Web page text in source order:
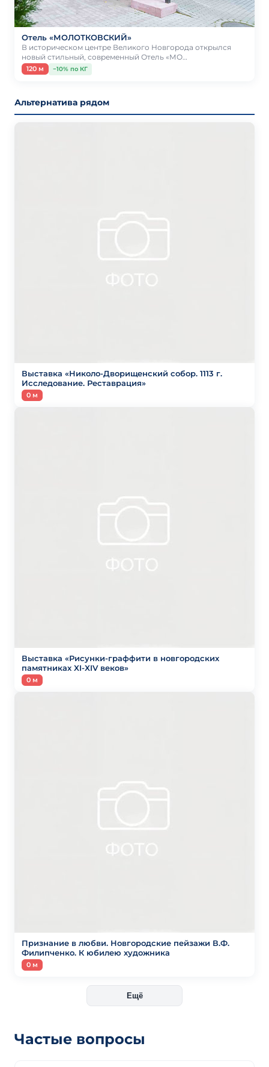
Отель «МОЛОТКОВСКИЙ»
В историческом центре Великого Новгорода открылся
новый стильный, современный Отель «МО…
120 м −10% по КГ
Альтернатива рядом
Выставка «Николо-Дворищенский собор. 1113 г.
Исследование. Реставрация»
0 м
Выставка «Рисунки-граффити в новгородских
памятниках XI-XIV веков»
0 м
Признание в любви. Новгородские пейзажи В.Ф.
Филипченко. К юбилею художника
0 м
Ещё
Частые вопросы